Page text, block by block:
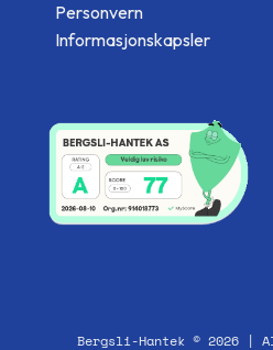
Personvern
Informasjonskapsler
Bergsli-Hantek © 2026 |